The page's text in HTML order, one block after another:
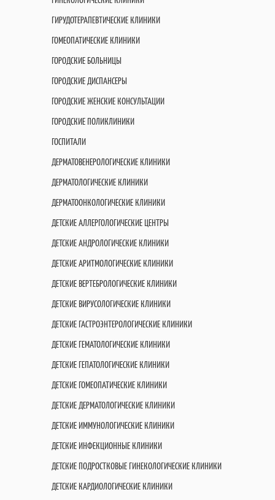
ГИРУДОТЕРАПЕВТИЧЕСКИЕ КЛИНИКИ
ГОМЕОПАТИЧЕСКИЕ КЛИНИКИ
ГОРОДСКИЕ БОЛЬНИЦЫ
ГОРОДСКИЕ ДИСПАНСЕРЫ
ГОРОДСКИЕ ЖЕНСКИЕ КОНСУЛЬТАЦИИ
ГОРОДСКИЕ ПОЛИКЛИНИКИ
ГОСПИТАЛИ
ДЕРМАТОВЕНЕРОЛОГИЧЕСКИЕ КЛИНИКИ
ДЕРМАТОЛОГИЧЕСКИЕ КЛИНИКИ
ДЕРМАТООНКОЛОГИЧЕСКИЕ КЛИНИКИ
ДЕТСКИЕ АЛЛЕРГОЛОГИЧЕСКИЕ ЦЕНТРЫ
ДЕТСКИЕ АНДРОЛОГИЧЕСКИЕ КЛИНИКИ
ДЕТСКИЕ АРИТМОЛОГИЧЕСКИЕ КЛИНИКИ
ДЕТСКИЕ ВЕРТЕБРОЛОГИЧЕСКИЕ КЛИНИКИ
ДЕТСКИЕ ВИРУСОЛОГИЧЕСКИЕ КЛИНИКИ
ДЕТСКИЕ ГАСТРОЭНТЕРОЛОГИЧЕСКИЕ КЛИНИКИ
ДЕТСКИЕ ГЕМАТОЛОГИЧЕСКИЕ КЛИНИКИ
ДЕТСКИЕ ГЕПАТОЛОГИЧЕСКИЕ КЛИНИКИ
ДЕТСКИЕ ГОМЕОПАТИЧЕСКИЕ КЛИНИКИ
ДЕТСКИЕ ДЕРМАТОЛОГИЧЕСКИЕ КЛИНИКИ
ДЕТСКИЕ ИММУНОЛОГИЧЕСКИЕ КЛИНИКИ
ДЕТСКИЕ ИНФЕКЦИОННЫЕ КЛИНИКИ
ДЕТСКИЕ ПОДРОСТКОВЫЕ ГИНЕКОЛОГИЧЕСКИЕ КЛИНИКИ
ДЕТСКИЕ КАРДИОЛОГИЧЕСКИЕ КЛИНИКИ